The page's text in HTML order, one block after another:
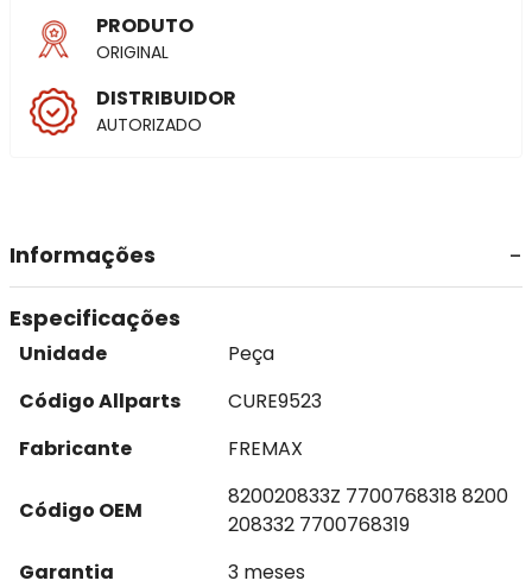
PRODUTO
ORIGINAL
DISTRIBUIDOR
AUTORIZADO
Informações
Especificações
Unidade
Peça
Código Allparts
CURE9523
Fabricante
FREMAX
Código OEM
820020833Z 7700768318 8200
208332 7700768319
Garantia
3 meses